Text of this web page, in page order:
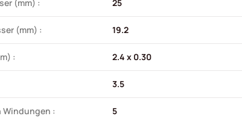
(mm) : 25
(mm) : 19.2
: 2.4 x 0.30
3.5
Windungen : 5